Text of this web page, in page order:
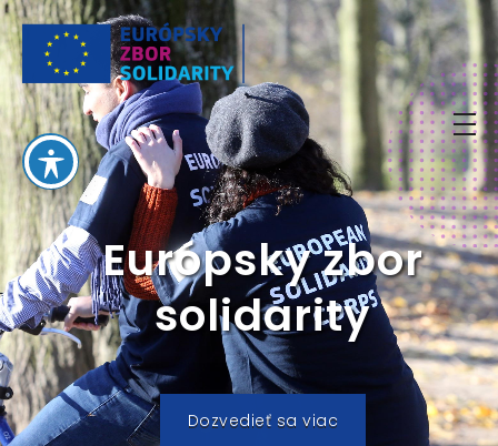
European Solidarity Corps
Európsky zbor
solidarity
Dozvedieť sa viac